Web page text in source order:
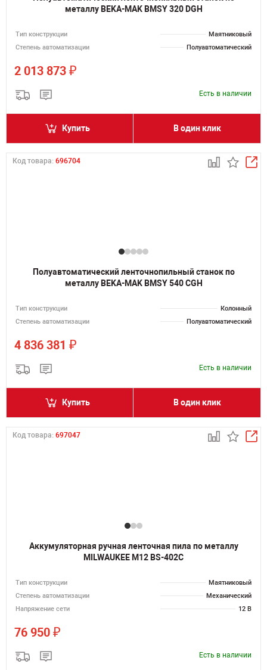
металлу BEKA-MAK BMSY 320 DGH
Тип конструкции
Маятниковый
Степень автоматизации
Полуавтоматический
2 013 873 ₽
Есть в наличии
Купить В один клик
Код товара: 696704
Полуавтоматический ленточнопильный станок по
металлу BEKA-MAK BMSY 540 CGH
Тип конструкции
Колонный
Степень автоматизации
Полуавтоматический
4 836 381 ₽
Есть в наличии
Купить В один клик
Код товара: 697047
Аккумуляторная ручная ленточная пила по металлу
MILWAUKEE M12 BS-402C
Тип конструкции
Маятниковый
Степень автоматизации
Механический
Напряжение сети
12 В
76 950 ₽
Есть в наличии